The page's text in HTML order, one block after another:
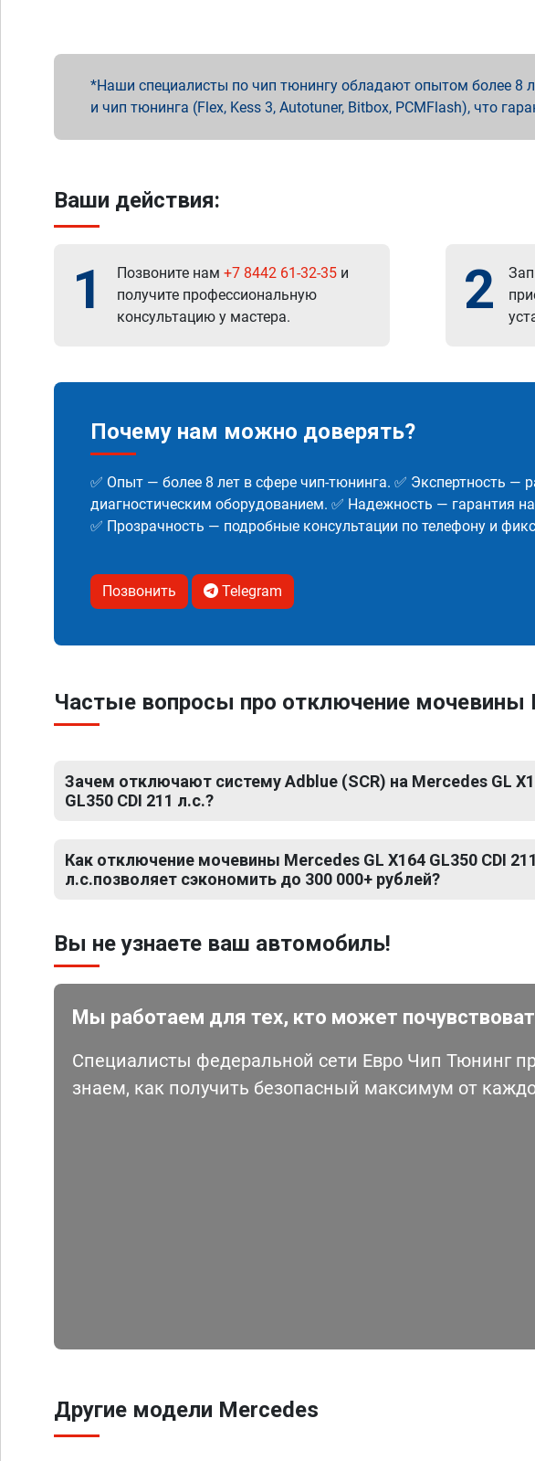
Наши специалисты по чип тюнингу обладают опытом более 8
и чип тюнинга (Flex, Kess 3, Autotuner, Bitbox, PCMFlash), что
Ваши действия:
1 Позвоните нам +7 8442 61-32-35 и
получите профессиональную
консультацию у мастера.
2
Почему нам можно доверять?
✅ Опыт — более 8 лет в сфере чип-тюнинга. ✅ Экспертность
диагностическим оборудованием. ✅ Надежность — гарантия
✅ Прозрачность — подробные консультации по телефону и
Позвонить Telegram
Частые вопросы про отключение мочевины
Зачем отключают систему Adblue (SCR) на Mercedes GL
GL350 CDI 211 л.с.?
Как отключение мочевины Mercedes GL X164 GL350 CDI 211
л.с.позволяет сэкономить до 300 000+ рублей?
Вы не узнаете ваш автомобиль!
Мы работаем для тех, кто может
Специалисты федеральной сети Евро Чип Тюнинг
знаем, как получить безопасный максимум от
Другие модели Mercedes